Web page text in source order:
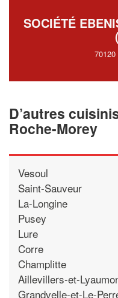
SOCIÉTÉ
70120
D’autres
Roche-Morey
Vesoul
Saint-Sauveur
La-Longine
Pusey
Lure
Corre
Champlitte
Aillevillers-et-
Grandvelle-et-Le-